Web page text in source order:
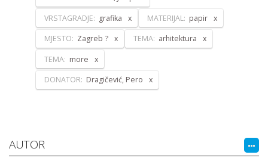
VRSTAGRADJE: grafika MATERIJAL: papir
MJESTO: Zagreb ? TEMA: arhitektura
TEMA: more
DONATOR: Dragičević, Pero
AUTOR